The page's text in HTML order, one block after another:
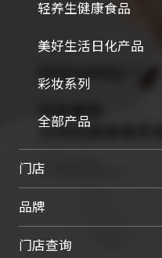
轻养生健康食品
美好生活日化产品
彩妆系列
全部产品
门店
品牌
门店查询